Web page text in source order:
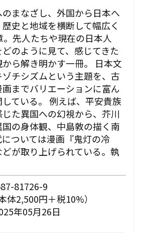
まなざし、外国から日本へ
史と地域を横断して幅広く
先人たちや現在の日本人
のように見て、感じてきた
ら解き明かす一冊。 日本文
チシズムという主題を、古
までバリエーションに富ん
ている。 例えば、平安貴族
た異国への幻視から、芥川
の身体観、中島敦の描く南
ついては漫画『鬼灯の冷
が取り上げられている。執
81726-9
体2,500円＋税10%）
年05月26日